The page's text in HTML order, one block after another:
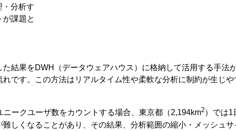
・分析す
課題と
結果をDWH（データウェアハウス）に格納して活用する手法
です。この方法はリアルタイム性や柔軟な分析に制約が生じや
ークユーザ数をカウントする場合、東京都（2,194km2）では1
しくなることがあり、その結果、分析範囲の縮小・メッシュ